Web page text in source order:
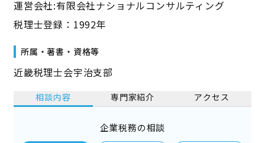
運営会社:有限会社ナショナルコンサルティング
税理士登録：1992年
所属・著書・資格等
近畿税理士会宇治支部
相談内容 専門家紹介 アクセス
企業税務の相談